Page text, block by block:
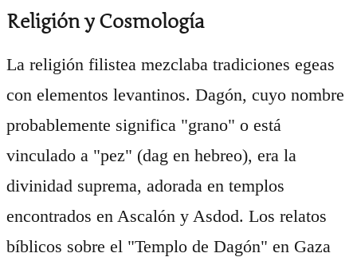
Religión y Cosmología
La religión filistea mezclaba tradiciones egeas
con elementos levantinos. Dagón, cuyo nombre
probablemente significa "grano" o está
vinculado a "pez" (dag en hebreo), era la
divinidad suprema, adorada en templos
encontrados en Ascalón y Asdod. Los relatos
bíblicos sobre el "Templo de Dagón" en Gaza